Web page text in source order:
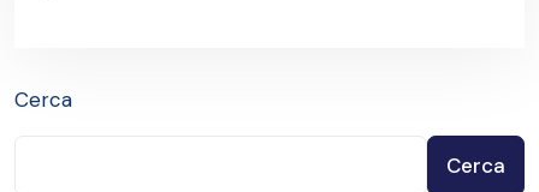
Cerca
Cerca